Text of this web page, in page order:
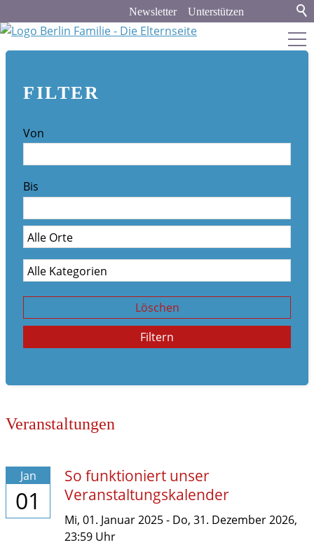
Unterstützen
Newsletter
Werbung und Kooperation
Stadt & Land
Bildung
Politik & Gesellschaft
FILTER
Von
Bis
Löschen
Filtern
Veranstaltungen
Jan
01
So funktioniert unser
Veranstaltungskalender
Mi, 01. Januar 2025- Do, 31. Dezember 2026,
23:59 Uhr